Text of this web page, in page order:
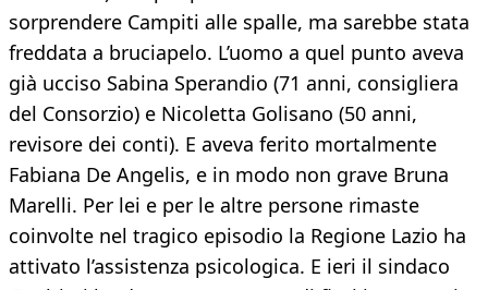
sorprendere Campiti alle spalle, ma sarebbe stata
freddata a bruciapelo. L’uomo a quel punto aveva
già ucciso Sabina Sperandio (71 anni, consigliera
del Consorzio) e Nicoletta Golisano (50 anni,
revisore dei conti). E aveva ferito mortalmente
Fabiana De Angelis, e in modo non grave Bruna
Marelli. Per lei e per le altre persone rimaste
coinvolte nel tragico episodio la Regione Lazio ha
attivato l’assistenza psicologica. E ieri il sindaco